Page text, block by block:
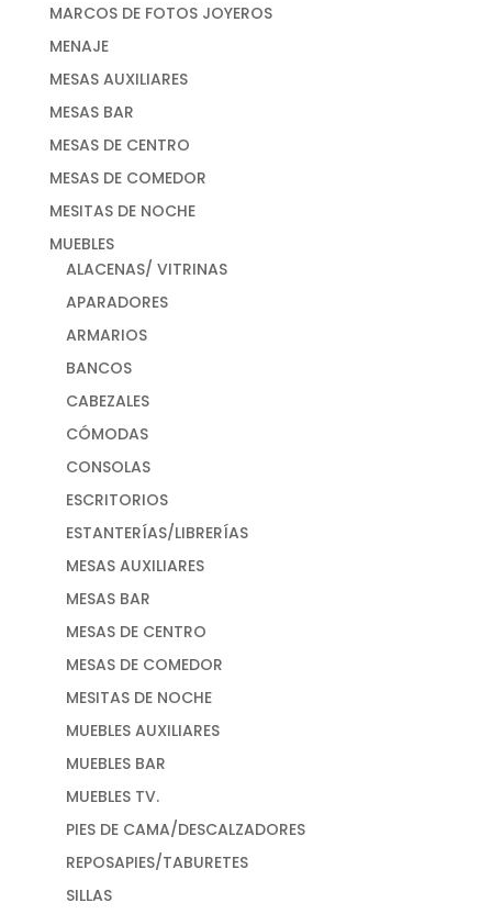
MARCOS DE FOTOS JOYEROS
MENAJE
MESAS AUXILIARES
MESAS BAR
MESAS DE CENTRO
MESAS DE COMEDOR
MESITAS DE NOCHE
MUEBLES
ALACENAS/ VITRINAS
APARADORES
ARMARIOS
BANCOS
CABEZALES
CÓMODAS
CONSOLAS
ESCRITORIOS
ESTANTERÍAS/LIBRERÍAS
MESAS AUXILIARES
MESAS BAR
MESAS DE CENTRO
MESAS DE COMEDOR
MESITAS DE NOCHE
MUEBLES AUXILIARES
MUEBLES BAR
MUEBLES TV.
PIES DE CAMA/DESCALZADORES
REPOSAPIES/TABURETES
SILLAS